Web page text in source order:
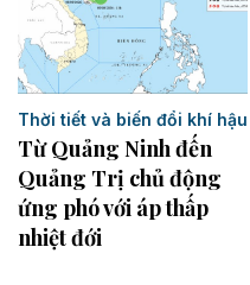
Thời tiết và biến đổi khí hậu
Từ Quảng Ninh đến
Quảng Trị chủ động
ứng phó với áp thấp
nhiệt đới